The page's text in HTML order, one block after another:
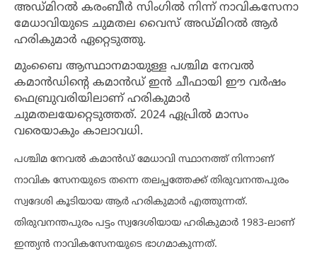
അഡ്മിറൽ കരംബീര്‍ സിംഗിൽ നിന്ന് നാവികസേനാ
മേധാവിയുടെ ചുമതല വൈസ് അഡ്മിറൽ ആര്‍
ഹരികുമാര്‍ ഏറ്റെടുത്തു.
മുംബൈ ആസ്ഥാനമായുള്ള പശ്ചിമ നേവൽ
കമാൻഡിൻ്റെ കമാൻഡ് ഇൻ ചീഫായി ഈ വർഷം
ഫെബ്രുവരിയിലാണ് ഹരികുമാർ
ചുമതലയേറ്റെടുത്തത്. 2024 ഏപ്രിൽ മാസം
വരെയാകും കാലാവധി.
പശ്ചിമ നേവൽ കമാൻഡ് മേധാവി സ്ഥാനത്ത് നിന്നാണ്
നാവിക സേനയുടെ തന്നെ തലപ്പത്തേക്ക് തിരുവനന്തപുരം
സ്വദേശി കൂടിയായ ആര്‍ ഹരികുമാര്‍ എത്തുന്നത്.
തിരുവനന്തപുരം പട്ടം സ്വദേശിയായ ഹരികുമാർ 1983-ലാണ്
ഇന്ത്യൻ നാവികസേനയുടെ ഭാഗമാകുന്നത്.